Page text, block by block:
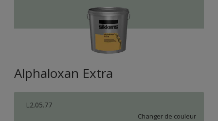
Alphaloxan Extra
L2.05.77
Changer de couleur